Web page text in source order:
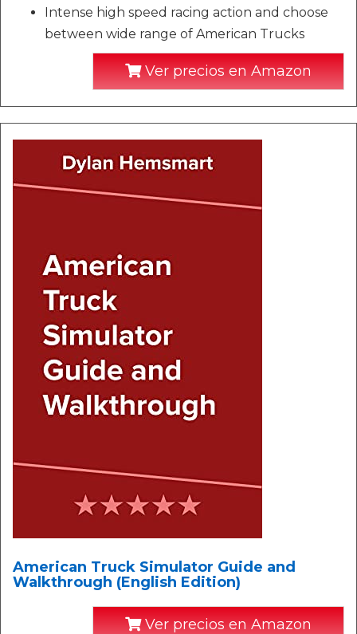
Intense high speed racing action and choose
between wide range of American Trucks
Ver precios en Amazon
American Truck Simulator Guide and
Walkthrough (English Edition)
Ver precios en Amazon